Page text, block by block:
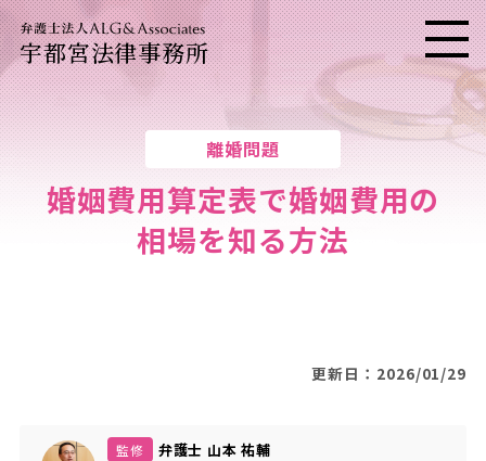
宇都宮法律事務所 メニ
離婚問題
婚姻費用算定表で婚姻費用の
相場を知る方法
更新日：2026/01/29
監修
弁護士 山本 祐輔